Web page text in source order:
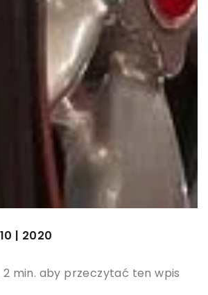
| 2020
2 min. aby przeczytać ten wpis